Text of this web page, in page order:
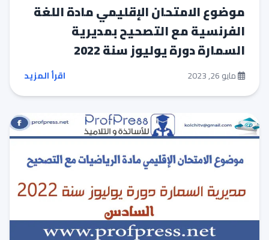
موضوع الامتحان الإقليمي مادة اللغة
الفرنسية مع التصحيح بمديرية
السمارة دورة يوليوز سنة 2022
مايو 26, 2023 اقرأ المزيد